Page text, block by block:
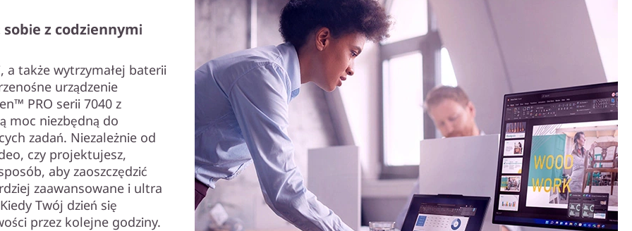
z codziennymi
także wytrzymałej baterii
urządzenie
PRO serii 7040 z
moc niezbędną do
zadań. Niezależnie od
czy projektujesz,
aby zaoszczędzić
zaawansowane i ultra
Twój dzień się
przez kolejne godziny.